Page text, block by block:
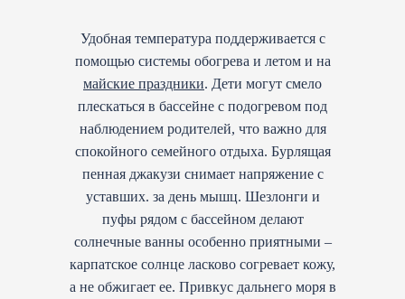
Удобная температура поддерживается с
помощью системы обогрева и летом и на
майские праздники. Дети могут смело
плескаться в бассейне с подогревом под
наблюдением родителей, что важно для
спокойного семейного отдыха. Бурлящая
пенная джакузи снимает напряжение с
уставших. за день мышц. Шезлонги и
пуфы рядом с бассейном делают
солнечные ванны особенно приятными –
карпатское солнце ласково согревает кожу,
а не обжигает ее. Привкус дальнего моря в